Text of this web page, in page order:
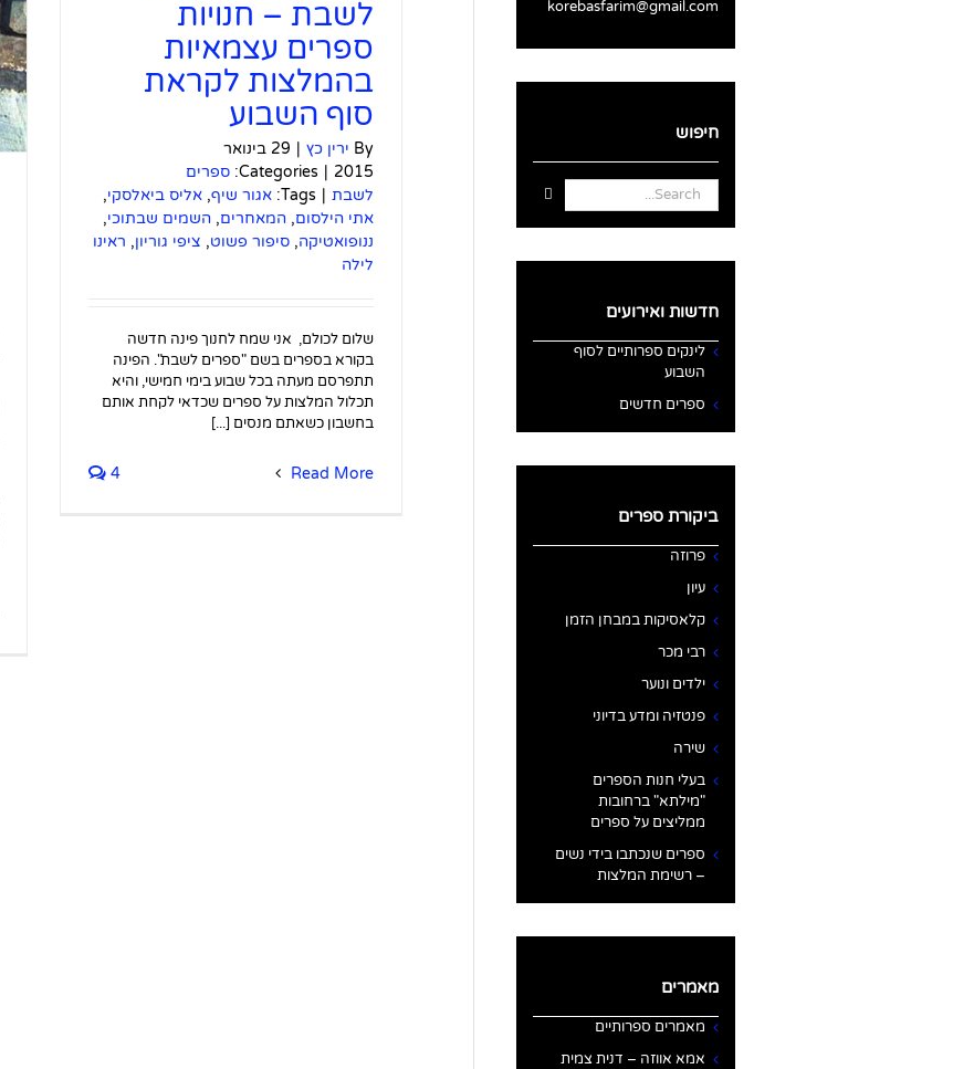
לשבת – חנויות
ספרים עצמאיות
בהמלצות לקראת
סוף השבוע
By ירין כץ |
29 בינואר
2015
|
Categories: ספרים
לשבת |
Tags: אגור שיף,אליס ביאלסקי,
אתי הילסום,המאחרים,השמים שבתוכי,
ננופואטיקה,סיפור פשוט, ציפי גוריון, ראינו
לילה
שלום לכולם, אני שמח לחנוך פינה חדשה
בקורא בספרים בשם "ספרים לשבת". הפינה
תתפרסם מעתה בכל שבוע בימי חמישי, והיא
תכלול המלצות על ספרים שכדאי לקחת אותם
בחשבון כשאתם מנסים [...]
Read More
4
korebasfarim@gmail.com
חיפוש
Search
for:
חדשות ואירועים
לינקים ספרותיים לסוף
השבוע
ספרים חדשים
ביקורת ספרים
פרוזה
עיון
קלאסיקות במבחן הזמן
רבי מכר
ילדים ונוער
פנטזיה ומדע בדיוני
שירה
בעלי חנות הספרים
"מילתא" ברחובות
ממליצים על ספרים
ספרים שנכתבו בידי נשים
– רשימת המלצות
מאמרים
מאמרים ספרותיים
אמא אווזה – דנית צמית